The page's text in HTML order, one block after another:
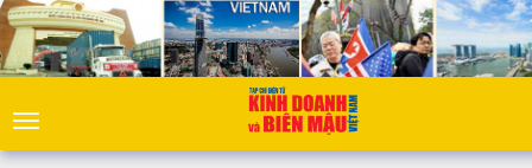
Toggle
navigation